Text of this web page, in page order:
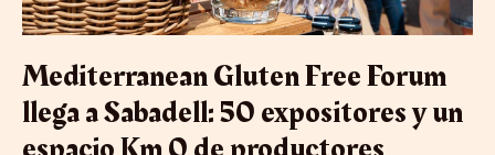
Mediterranean Gluten Free Forum
llega a Sabadell: 50 expositores y un
Km
0
productores
catalanes